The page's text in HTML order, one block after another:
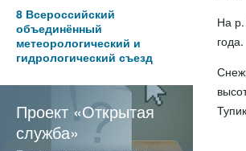
8 Всероссийский
объединённый
метеорологический и
гидрологический съезд
Проект «Открытая
служба»
На
года.